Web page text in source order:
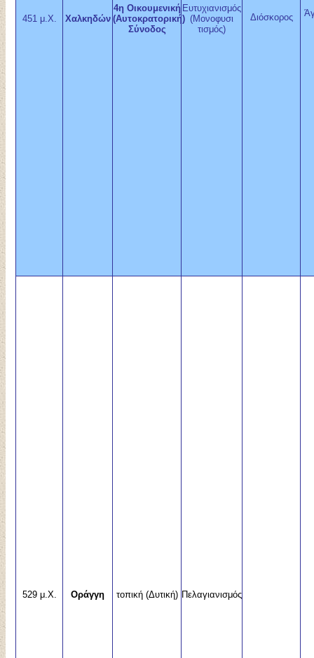
451 μ.Χ. Χαλκηδών
4η Οικουμενική
(Αυτοκρατορική)
Σύνοδος
Ευτυχιανισμός
(Μονοφυσι
τισμός)
Διόσκορος
529 μ.Χ. Οράγγη τοπική (Δυτική) Πελαγιανισμός